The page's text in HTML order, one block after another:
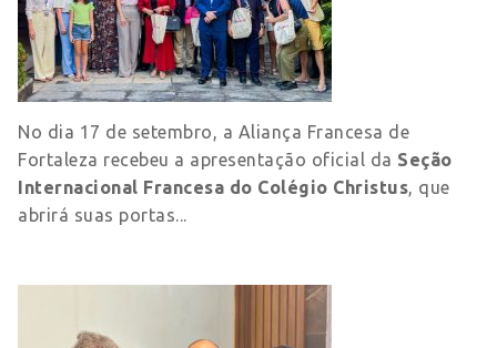
No dia 17 de setembro, a Aliança Francesa de
Fortaleza recebeu a apresentação oficial da Seção
Internacional Francesa do Colégio Christus, que
abrirá suas portas...